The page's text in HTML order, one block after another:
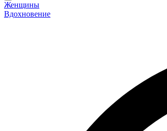
Женщины
Вдохновение